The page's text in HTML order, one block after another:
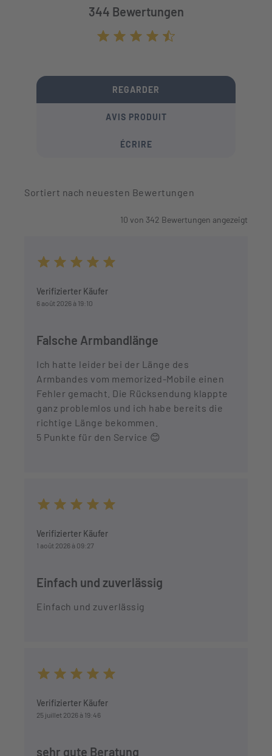
344 Bewertungen
REGARDER
AVIS PRODUIT
ÉCRIRE
Sortiert nach neuesten Bewertungen
10 von 342 Bewertungen angezeigt
Verifizierter Käufer
6 août 2026 à 19:10
Falsche Armbandlänge
Ich hatte leider bei der Länge des
Armbandes vom memorized-Mobile einen
Fehler gemacht. Die Rücksendung klappte
ganz problemlos und ich habe bereits die
richtige Länge bekommen.
5 Punkte für den Service 😊
Verifizierter Käufer
1 août 2026 à 09:27
Einfach und zuverlässig
Einfach und zuverlässig
Verifizierter Käufer
25 juillet 2026 à 19:46
sehr gute Beratung